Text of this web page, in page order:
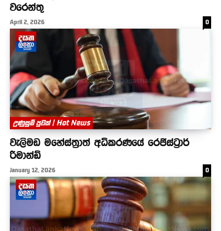
වරෙන්තු
April 2, 2026 0
උණුසුම් පුවත් | Hot News
වැලිමඩ මහේස්ත්‍රාත් අධිකරණයේ රෙජිස්ට්‍රාර්
රිමාන්ඩ්
January 12, 2026 0